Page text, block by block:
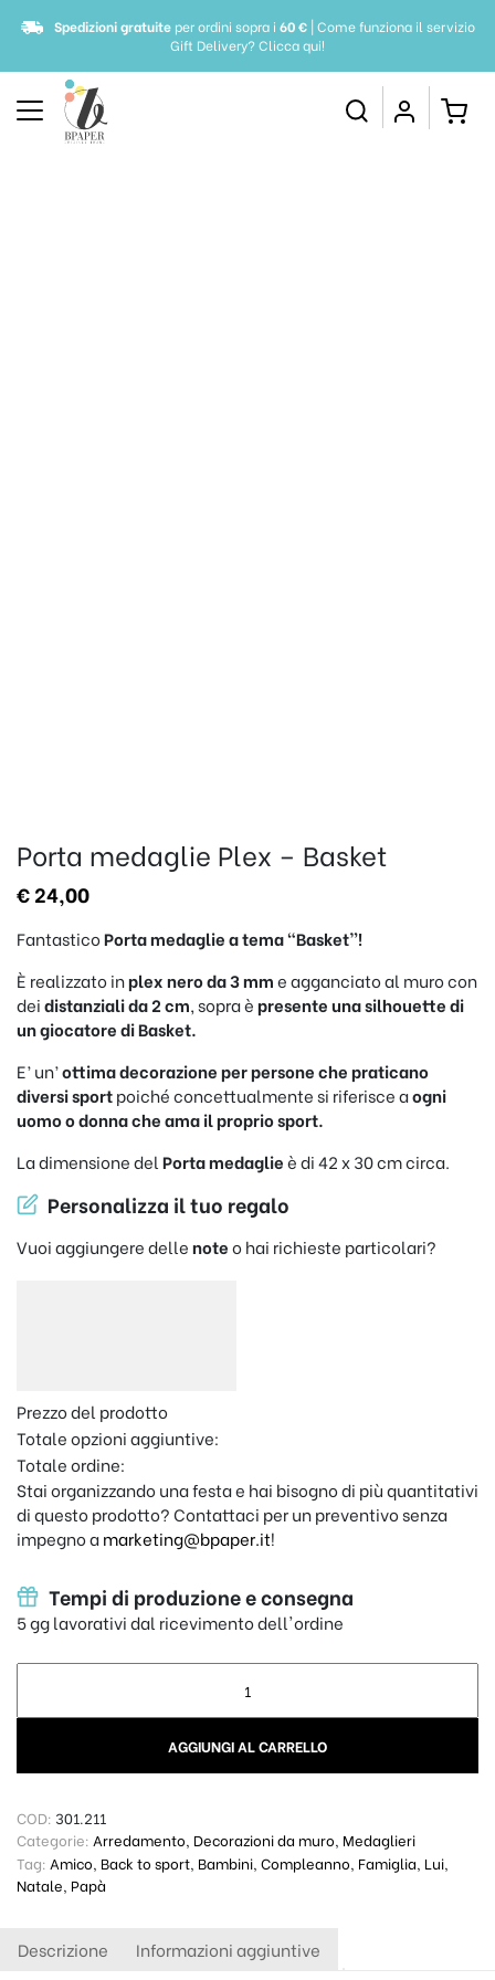
Spedizioni gratuiteper ordini sopra i 60 €| Come funziona il servizio
Gift Delivery?Clicca qui!
Porta medaglie Plex – Basket
€24,00
FantasticoPorta medaglie a tema “Basket”!
È realizzato inplex nero da 3 mme agganciato al muro con
deidistanziali da 2 cm, sopra èpresente una silhouette di
un giocatore di Basket.
E’ un’ottima decorazione per persone che praticano
diversi sportpoiché concettualmente si riferisce aogni
uomo o donna che ama il proprio sport.
La dimensione del Porta medaglieè di 42 x 30 cm circa.
Personalizza il tuo regalo
Vuoi aggiungere dellenoteo hai richieste particolari?
Prezzo del prodotto
Totale opzioni aggiuntive:
Totale ordine:
Stai organizzando una festa e hai bisogno di più quantitativi
di questo prodotto? Contattaci per un preventivo senza
impegno amarketing@bpaper.it!
Tempi di produzione e consegna
5 gg lavorativi dal ricevimento dell'ordine
AGGIUNGI AL CARRELLO
COD: 301.211
Categorie: Arredamento, Decorazioni da muro, Medaglieri
Tag: Amico Back to sport Bambini Compleanno Famiglia Lui
Natale, Papà
Descrizione Informazioni aggiuntive